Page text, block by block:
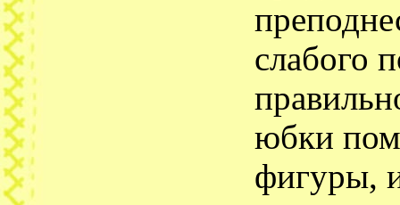
слабого
юбки
фигуры,